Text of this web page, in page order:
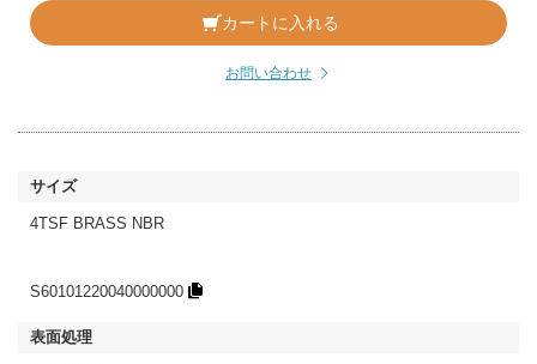
カートに入れる
お問い合わせ
4TSF BRASS NBR
S60101220040000000